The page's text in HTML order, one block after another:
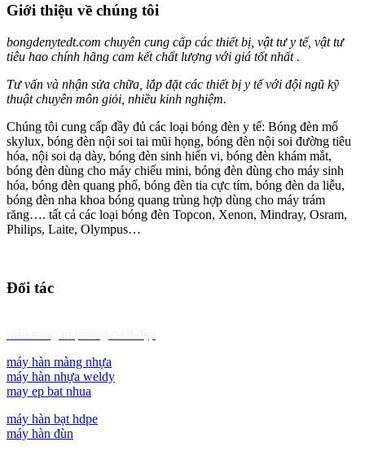
Giới thiệu về chúng tôi
bongdenytedt.com chuyên cung cấp các thiết bị, vật tư y tế, vật tư
tiêu hao chính hãng cam kết chất lượng với giá tốt nhất .
Tư vấn và nhận sửa chữa, lắp đặt các thiết bị y tế với đội ngũ kỹ
thuật chuyên môn giỏi, nhiều kinh nghiệm.
Chúng tôi cung cấp đầy đủ các loại bóng đèn y tế: Bóng đèn mổ
skylux, bóng đèn nội soi tai mũi họng, bóng đèn nội soi đường tiêu
hóa, nội soi dạ dày, bóng đèn sinh hiển vi, bóng đèn khám mắt,
bóng đèn dùng cho máy chiếu mini, bóng đèn dùng cho máy sinh
hóa, bóng đèn quang phổ, bóng đèn tia cực tím, bóng đèn da liễu,
bóng đèn nha khoa bóng quang trùng hợp dùng cho máy trám
răng…. tất cả các loại bóng đèn Topcon, Xenon, Mindray, Osram,
Philips, Laite, Olympus…
Đối tác
máy hàn màng nhựa
máy hàn nhựa weldy
may ep bat nhua
máy hàn bạt hdpe
máy hàn đùn